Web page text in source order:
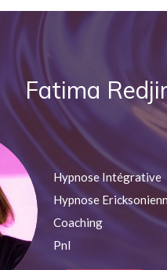
Fatima
Hypnose Intégrative
Hypnose
Coaching
Pnl